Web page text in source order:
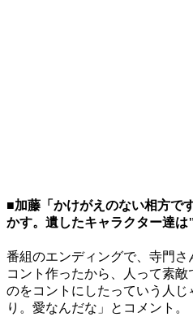
■加藤「かけがえのない相方で
かす。遺したキャラクター達
番組のエンディングで、寺門
コント作ったから、人って素
のをコントにしたっていう人
り。愛なんだな」とコメント。